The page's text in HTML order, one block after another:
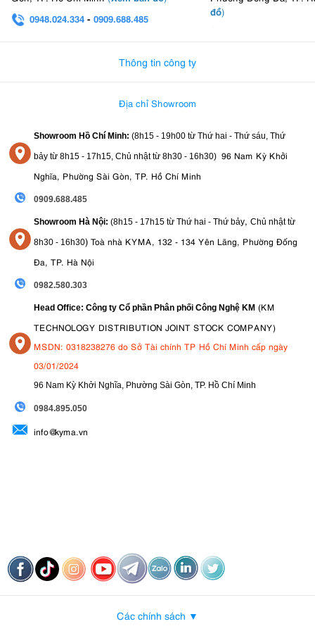
đều mang đến không gian
lưu trữ an toàn, khoa học và tiện lợi. Đây là khoản đầu tư xứng đáng
0948.024.334 - 0909.688.485
đồ)
Thông tin công ty
Địa chỉ Showroom
Showroom Hồ Chí Minh: (8h15 - 19h00 từ Thứ hai - Thứ sáu, Thứ
bảy từ 8h15 - 17h15, Chủ nhật từ 8h30 - 16h30) 96 Nam Kỳ Khởi
Nghĩa, Phường Sài Gòn, TP. Hồ Chí Minh
0909.688.485
Showroom Hà Nội: (8h15 - 17h15 từ Thứ hai - Thứ bảy, Chủ nhật từ
8h30 - 16h30) Toà nhà KYMA, 132 - 134 Yên Lãng, Phường Đống
Đa, TP. Hà Nội
0982.580.303
Head Office: Công ty Cổ phần Phân phối Công Nghệ KM (KM
TECHNOLOGY DISTRIBUTION JOINT STOCK COMPANY)
MSDN: 0318238276 do Sở Tài chính TP Hồ Chí Minh cấp ngày
03/01/2024
96 Nam Kỳ Khởi Nghĩa, Phường Sài Gòn, TP. Hồ Chí Minh
0984.895.050
info@kyma.vn
Các chính sách ▼